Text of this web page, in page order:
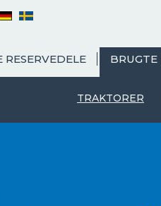
RESERVEDELE BRUGTE
TRAKTORER